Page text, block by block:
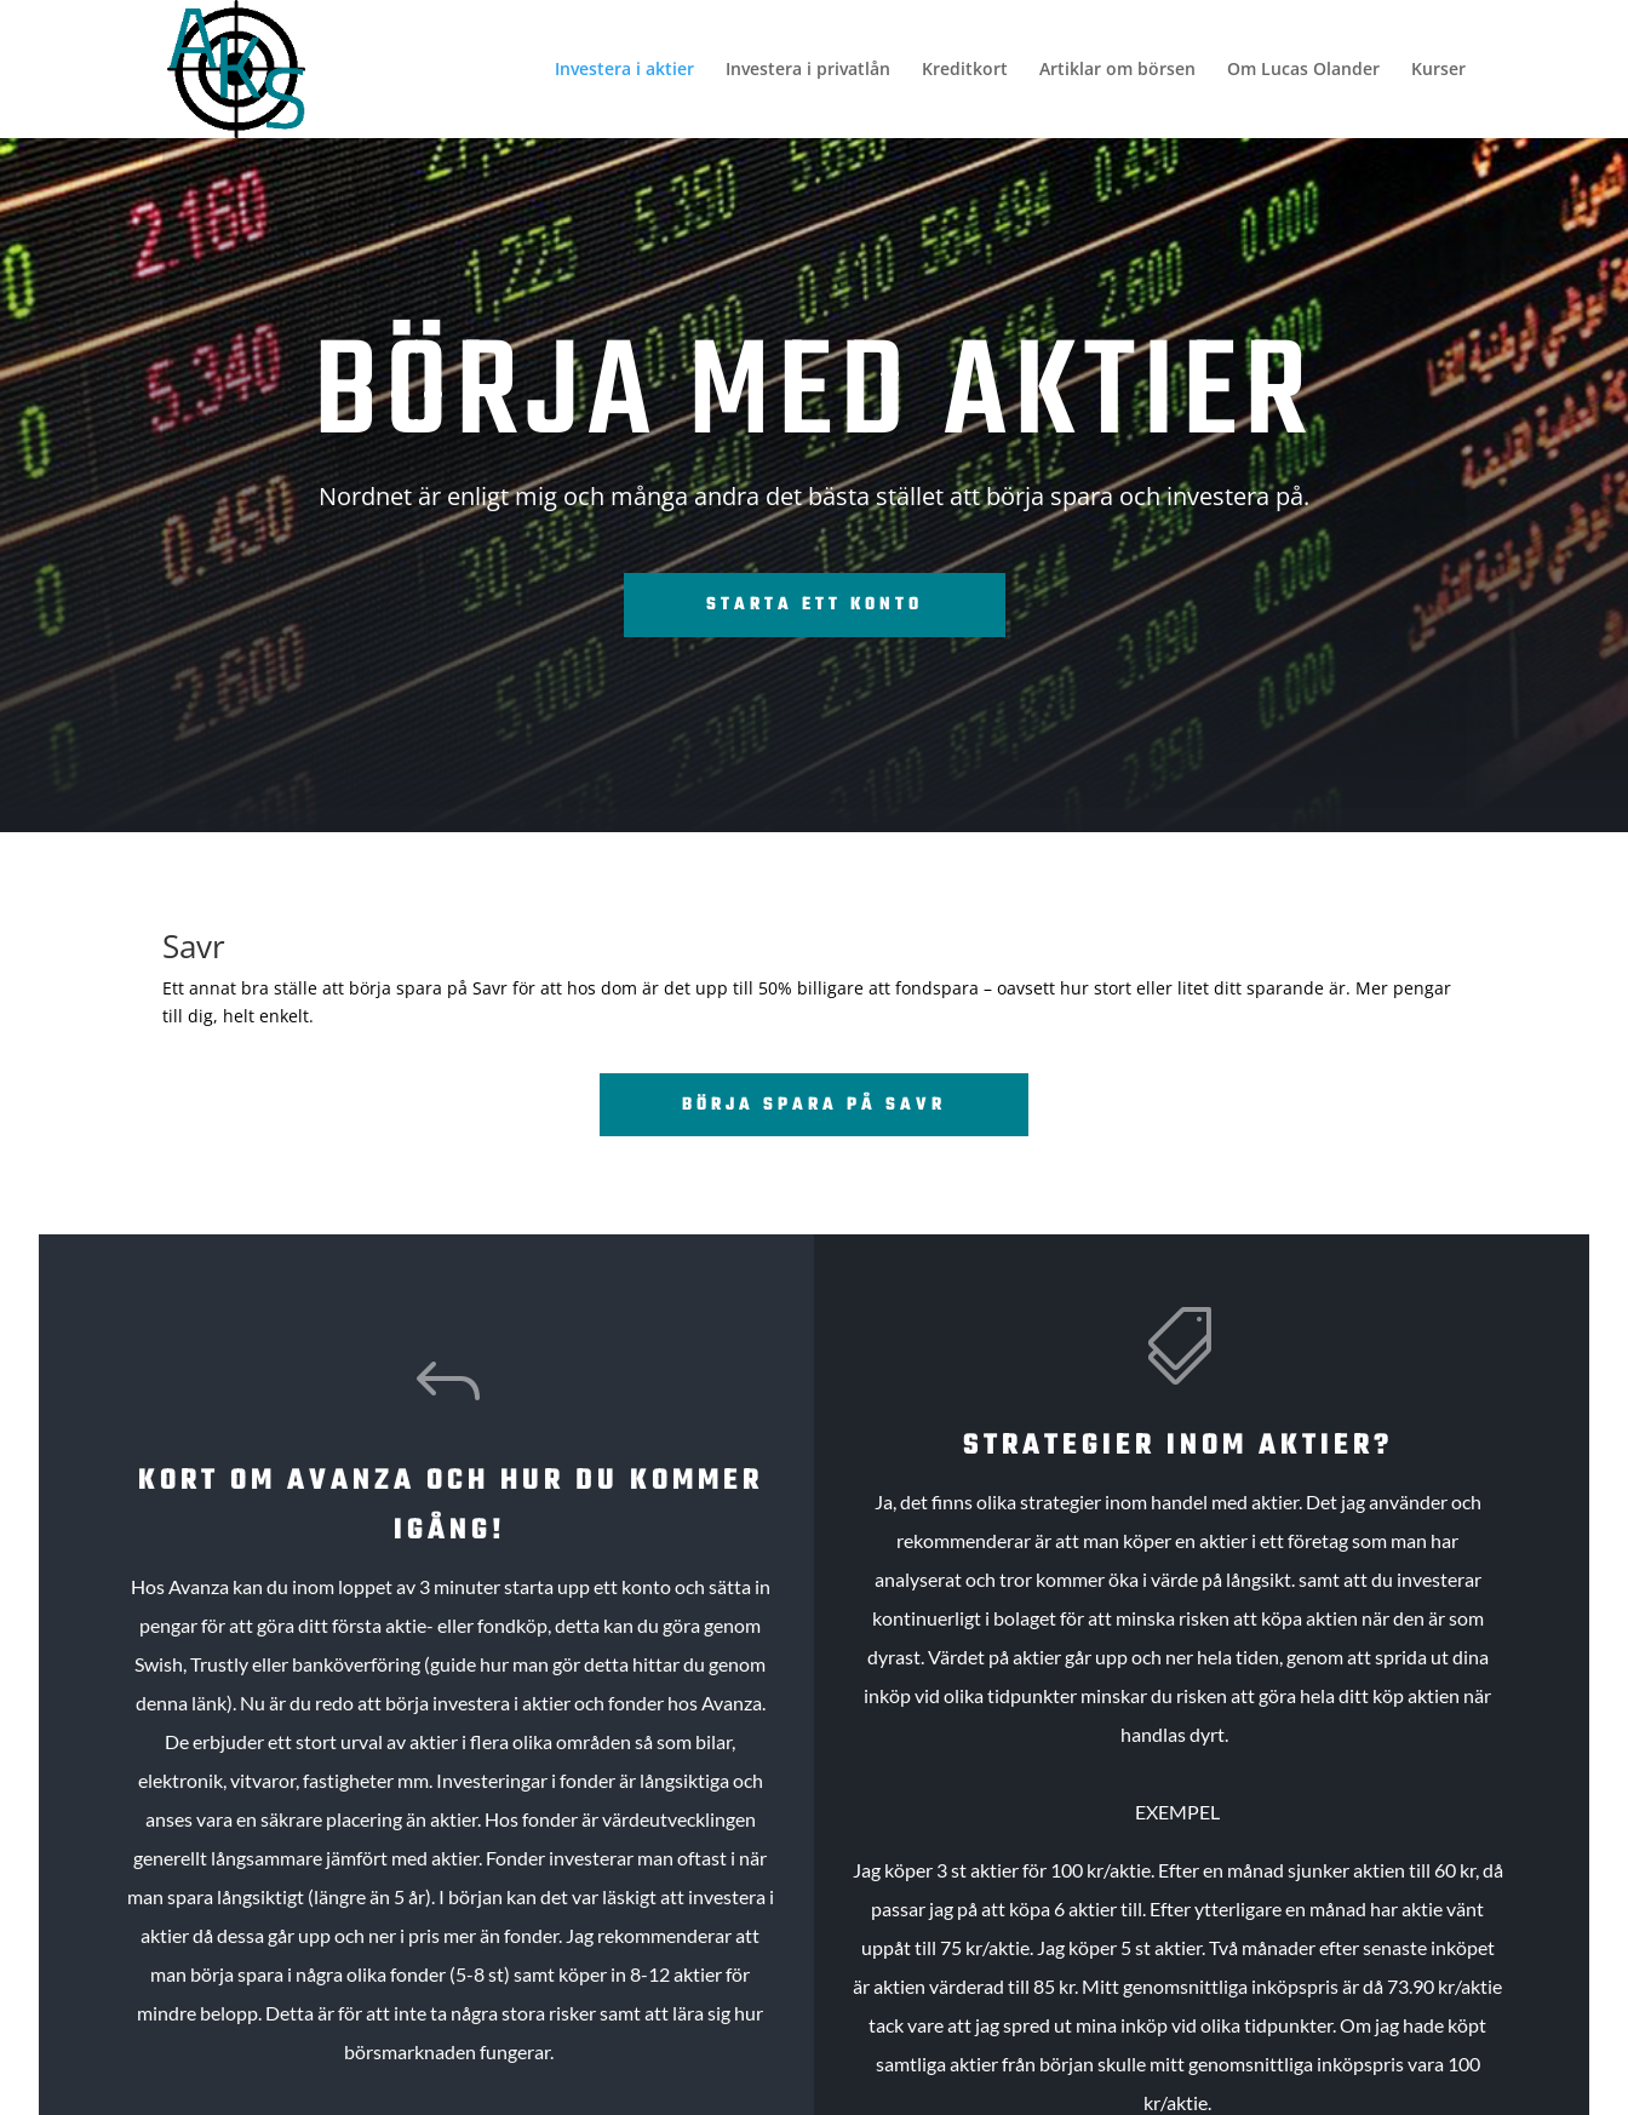
Investera i aktier Investera i privatlån Kreditkort Artiklar om börsen Om Lucas Olander Kurser
BÖRJA MED AKTIER
Nordnet är enligt mig och många andra det bästa stället att börja spara och investera på.
STARTA ETT KONTO
Savr
Ett annat bra ställe att börja spara på Savr för att hos dom är det upp till 50% billigare att fondspara – oavsett hur stort eller litet ditt sparande är. Mer pengar
till dig, helt enkelt.
BÖRJA SPARA PÅ SAVR
J
KORT OM AVANZA OCH HUR DU KOMMER
IGÅNG!
Hos Avanza kan du inom loppet av 3 minuter starta upp ett konto och sätta in
pengar för att göra ditt första aktie- eller fondköp, detta kan du göra genom
Swish, Trustly eller banköverföring (guide hur man gör detta hittar du genom
denna länk). Nu är du redo att börja investera i aktier och fonder hos Avanza.
De erbjuder ett stort urval av aktier i flera olika områden så som bilar,
elektronik, vitvaror, fastigheter mm. Investeringar i fonder är långsiktiga och
anses vara en säkrare placering än aktier. Hos fonder är värdeutvecklingen
generellt långsammare jämfört med aktier. Fonder investerar man oftast i när
man spara långsiktigt (längre än 5 år). I början kan det var läskigt att investera i
aktier då dessa går upp och ner i pris mer än fonder. Jag rekommenderar att
man börja spara i några olika fonder (5-8 st) samt köper in 8-12 aktier för
mindre belopp. Detta är för att inte ta några stora risker samt att lära sig hur
börsmarknaden fungerar.

STRATEGIER INOM AKTIER?
Ja, det finns olika strategier inom handel med aktier. Det jag använder och
rekommenderar är att man köper en aktier i ett företag som man har
analyserat och tror kommer öka i värde på långsikt. samt att du investerar
kontinuerligt i bolaget för att minska risken att köpa aktien när den är som
dyrast. Värdet på aktier går upp och ner hela tiden, genom att sprida ut dina
inköp vid olika tidpunkter minskar du risken att göra hela ditt köp aktien när
handlas dyrt.
EXEMPEL
Jag köper 3 st aktier för 100 kr/aktie. Efter en månad sjunker aktien till 60 kr, då
passar jag på att köpa 6 aktier till. Efter ytterligare en månad har aktie vänt
uppåt till 75 kr/aktie. Jag köper 5 st aktier.Två månader efter senaste inköpet
är aktien värderad till 85 kr. Mitt genomsnittliga inköpspris är då 73.90 kr/aktie
tack vare att jag spred ut mina inköp vid olika tidpunkter. Om jag hade köpt
samtliga aktier från början skulle mitt genomsnittliga inköpspris vara 100
kr/aktie.